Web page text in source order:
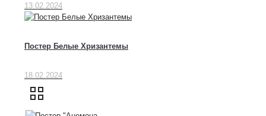
13.02.2024
Постер Белые Хризантемы
18.02.2024